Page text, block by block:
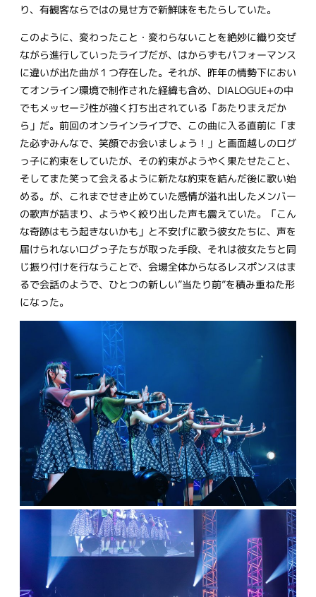
り、有観客ならではの見せ方で新鮮味をもたらしていた。
このように、変わったこと・変わらないことを絶妙に織り交ぜ
ながら進行していったライブだが、はからずもパフォーマンス
に違いが出た曲が１つ存在した。それが、昨年の情勢下におい
てオンライン環境で制作された経緯も含め、DIALOGUE+の中
でもメッセージ性が強く打ち出されている「あたりまえだか
ら」だ。前回のオンラインライブで、この曲に入る直前に「ま
た必ずみんなで、笑顔でお会いましょう！」と画面越しのログ
っ子に約束をしていたが、その約束がようやく果たせたこと、
そしてまた笑って会えるように新たな約束を結んだ後に歌い始
める。が、これまでせき止めていた感情が溢れ出したメンバー
の歌声が詰まり、ようやく絞り出した声も震えていた。「こん
な奇跡はもう起きないかも」と不安げに歌う彼女たちに、声を
届けられないログっ子たちが取った手段、それは彼女たちと同
じ振り付けを行なうことで、会場全体からなるレスポンスはま
るで会話のようで、ひとつの新しい”当たり前”を積み重ねた形
になった。